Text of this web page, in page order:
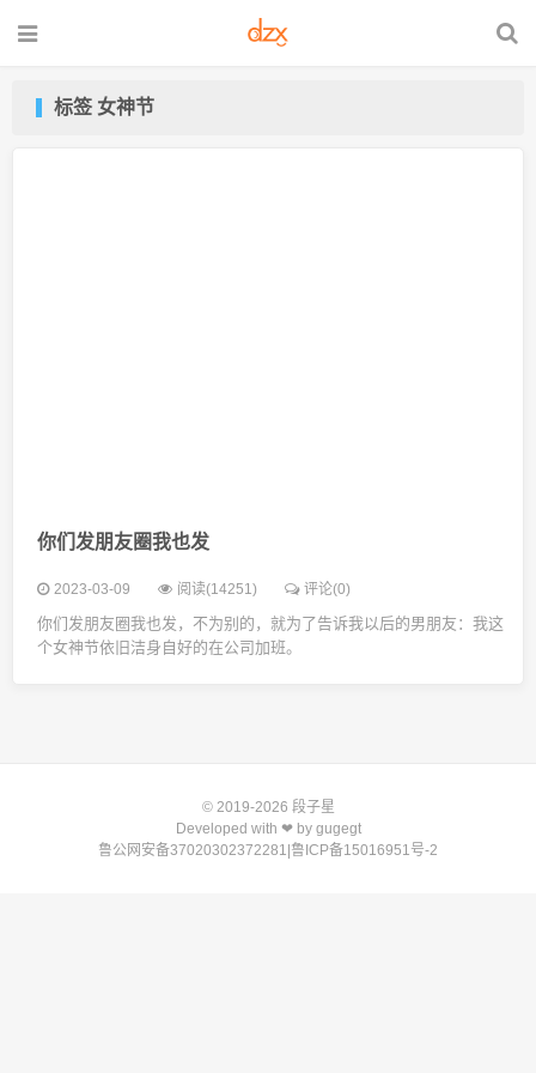
标签 女神节
你们发朋友圈我也发
2023-03-09 阅读(14251) 评论(0)
你们发朋友圈我也发，​不为别的，就为了告诉我以后的男朋友：我这
个女神节依旧洁身自好的在公司加班。
© 2019-2026 段子星
Developed with ❤ by gugegt
鲁公网安备37020302372281 鲁ICP备15016951号-2